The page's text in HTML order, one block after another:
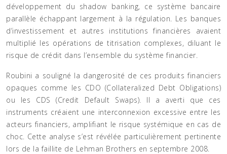
développement du shadow banking, ce système bancaire
parallèle échappant largement à la régulation. Les banques
d’investissement et autres institutions financières avaient
multiplié les opérations de titrisation complexes, diluant le
risque de crédit dans l’ensemble du système financier.
Roubini a souligné la dangerosité de ces produits financiers
opaques comme les CDO (Collateralized Debt Obligations)
ou les CDS (Credit Default Swaps). Il a averti que ces
instruments créaient une interconnexion excessive entre les
acteurs financiers, amplifiant le risque systémique en cas de
choc. Cette analyse s’est révélée particulièrement pertinente
lors de la faillite de Lehman Brothers en septembre 2008.